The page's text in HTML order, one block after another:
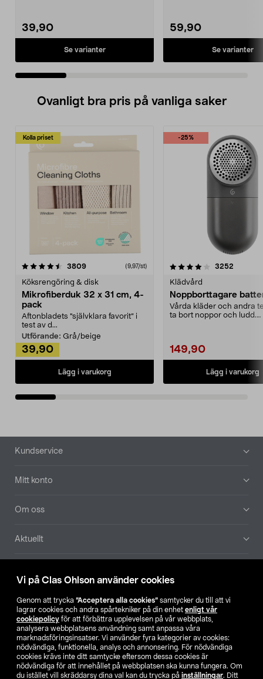
Vi på Clas Ohlson använder cookies
Genom att trycka ”Acceptera alla cookies” samtycker du till att vi
lagrar cookies och andra spårtekniker på din enhet enligt vår
cookiepolicy för att förbättra upplevelsen på vår webbplats,
analysera webbplatsens användning samt anpassa våra
marknadsföringsinsatser. Vi använder fyra kategorier av cookies:
nödvändiga, funktionella, analys och annonsering. För nödvändiga
cookies krävs inte ditt samtycke eftersom dessa cookies är
nödvändiga för att innehållet på webbplatsen ska kunna fungera. Om
du istället vill skräddarsy dina val kan du trycka på inställningar. Ditt
39,90
Se varianter
59,90
Se varianter
Ovanligt bra pris på vanliga saker
Kolla priset
3809recensioner (9,97/st)
Köksrengöring & disk
Mikrofiberduk 32 x 31 cm, 4-
pack
Aftonbladets "självklara favorit” i
test av d...
Utförande: Grå/beige
39,90
Lägg i varukorg
-25%
4.0av 5 stjärnor 3252
Klädvård
Noppborttagare
Vårda kläder och andra
ta bort noppor och ludd.
149,90
Lägg i varukorg
4.5av 5 stjärnor
Sidfot
Kundservice
Mitt konto
Om oss
Aktuellt
Hitta butik
SE NO FI